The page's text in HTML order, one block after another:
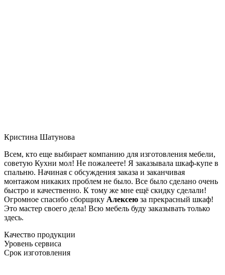
Кристина Шатунова
Всем, кто еще выбирает компанию для изготовления мебели,
советую Кухни мол! Не пожалеете! Я заказывала шкаф-купе в
спальню. Начиная с обсуждения заказа и заканчивая
монтажом никаких проблем не было. Все было сделано очень
быстро и качественно. К тому же мне ещё скидку сделали!
Огромное спасибо сборщику Алексею за прекрасный шкаф!
Это мастер своего дела! Всю мебель буду заказывать только
здесь.
Качество продукции
Уровень сервиса
Срок изготовления